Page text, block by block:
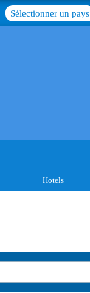
Sélectionner un pays
Hotels